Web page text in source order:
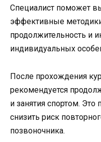
Специалист поможет
эффективные
продолжительность и
индивидуальных
После прохождения
рекомендуется
и занятия спортом.
снизить риск
позвоночника.